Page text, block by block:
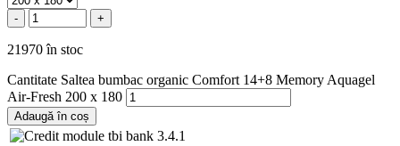
- +
21970 în stoc
Cantitate Saltea bumbac organic Comfort 14+8 Memory Aquagel
Air-Fresh 200 x 180
Adaugă în coș